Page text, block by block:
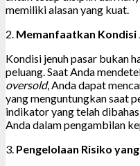
memiliki alasan yang kuat.
2. Memanfaatkan Kondisi
Kondisi jenuh pasar bukan
peluang. Saat Anda
oversold, Anda dapat
yang menguntungkan saat
indikator yang telah
Anda dalam pengambilan
3. Pengelolaan Risiko